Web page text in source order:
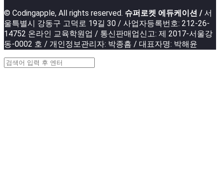
© Codingapple, All rights reserved. 슈퍼로켓 에듀케이션 / 서
울특별시 강동구 고덕로 19길 30 / 사업자등록번호: 212-26-
14752 온라인 교육학원업 / 통신판매업신고: 제 2017-서울강
동-0002 호 / 개인정보관리자: 박종흠 / 대표자명: 박해윤